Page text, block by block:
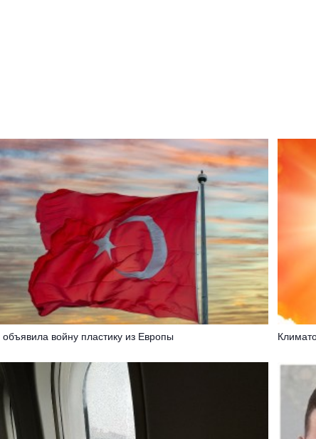
войну пластику из Европы